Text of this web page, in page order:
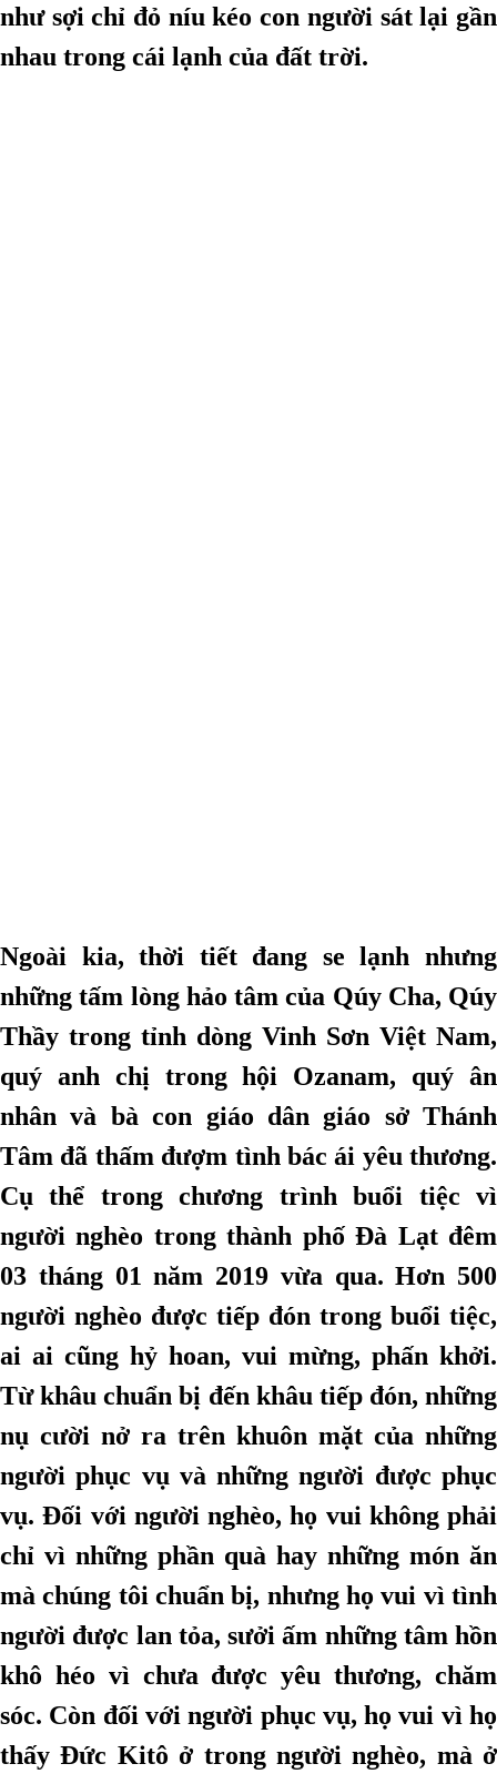
như sợi chỉ đỏ níu kéo con người sát lại gần
nhau trong cái lạnh của đất trời.
Ngoài kia, thời tiết đang se lạnh nhưng
những tấm lòng hảo tâm của Qúy Cha, Qúy
Thầy trong tỉnh dòng Vinh Sơn Việt Nam,
quý anh chị trong hội Ozanam, quý ân
nhân và bà con giáo dân giáo sở Thánh
Tâm đã thấm đượm tình bác ái yêu thương.
Cụ thể trong chương trình buổi tiệc vì
người nghèo trong thành phố Đà Lạt đêm
03 tháng 01 năm 2019 vừa qua. Hơn 500
người nghèo được tiếp đón trong buổi tiệc,
ai ai cũng hỷ hoan, vui mừng, phấn khởi.
Từ khâu chuẩn bị đến khâu tiếp đón, những
nụ cười nở ra trên khuôn mặt của những
người phục vụ và những người được phục
vụ. Đối với người nghèo, họ vui không phải
chỉ vì những phần quà hay những món ăn
mà chúng tôi chuẩn bị, nhưng họ vui vì tình
người được lan tỏa, sưởi ấm những tâm hồn
khô héo vì chưa được yêu thương, chăm
sóc. Còn đối với người phục vụ, họ vui vì họ
thấy Đức Kitô ở trong người nghèo, mà ở